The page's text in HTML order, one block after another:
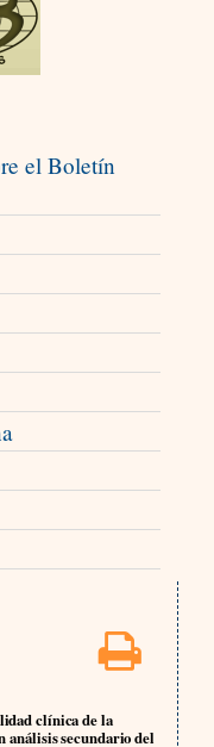
el Boletín
clínica de la
análisis secundario del